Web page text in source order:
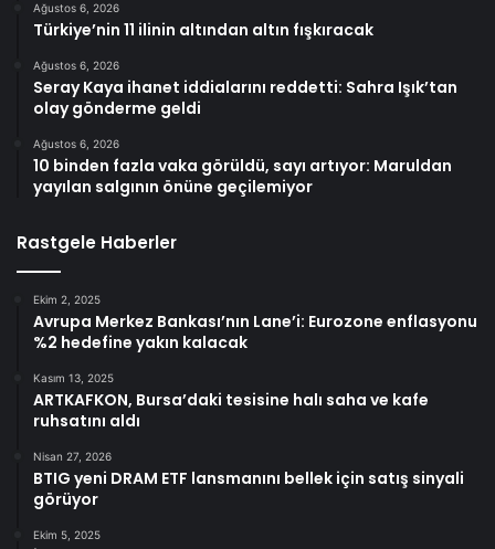
Ağustos 6, 2026
Türkiye’nin 11 ilinin altından altın fışkıracak
Ağustos 6, 2026
Seray Kaya ihanet iddialarını reddetti: Sahra Işık’tan
olay gönderme geldi
Ağustos 6, 2026
10 binden fazla vaka görüldü, sayı artıyor: Maruldan
yayılan salgının önüne geçilemiyor
Rastgele Haberler
Ekim 2, 2025
Avrupa Merkez Bankası’nın Lane’i: Eurozone enflasyonu
%2 hedefine yakın kalacak
Kasım 13, 2025
ARTKAFKON, Bursa’daki tesisine halı saha ve kafe
ruhsatını aldı
Nisan 27, 2026
BTIG yeni DRAM ETF lansmanını bellek için satış sinyali
görüyor
Ekim 5, 2025